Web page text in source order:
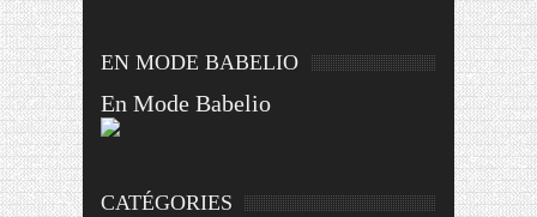
EN MODE BABELIO
En Mode Babelio
CATÉGORIES